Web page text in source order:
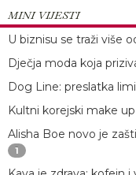
MINI VIJESTI
U biznisu se traži više
Dječja moda koja
Dog Line: preslatka
Kultni korejski make
Alisha Boe novo je
1